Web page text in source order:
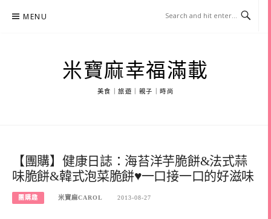
MENU
米寶麻幸福滿載
美食｜旅遊｜親子｜時尚
【團購】健康日誌：海苔洋芋脆餅&法式蒜
味脆餅&韓式泡菜脆餅♥一口接一口的好滋味
團購趣 米寶麻CAROL 2013-08-27